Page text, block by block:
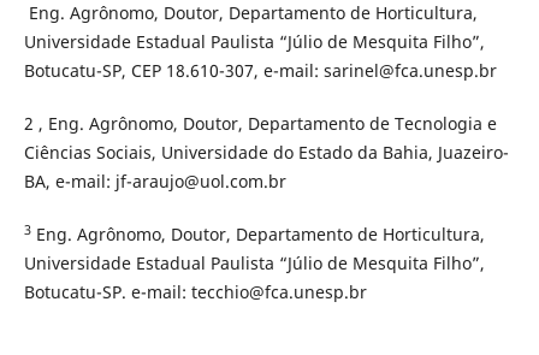
Eng. Agrônomo, Doutor, Departamento de Horticultura,
Universidade Estadual Paulista “Júlio de Mesquita Filho”,
Botucatu-SP, CEP 18.610-307, e-mail: sarinel@fca.unesp.br
2 , Eng. Agrônomo, Doutor, Departamento de Tecnologia e
Ciências Sociais, Universidade do Estado da Bahia, Juazeiro-
BA, e-mail: jf-araujo@uol.com.br
3Eng. Agrônomo, Doutor, Departamento de Horticultura,
Universidade Estadual Paulista “Júlio de Mesquita Filho”,
Botucatu-SP. e-mail: tecchio@fca.unesp.br